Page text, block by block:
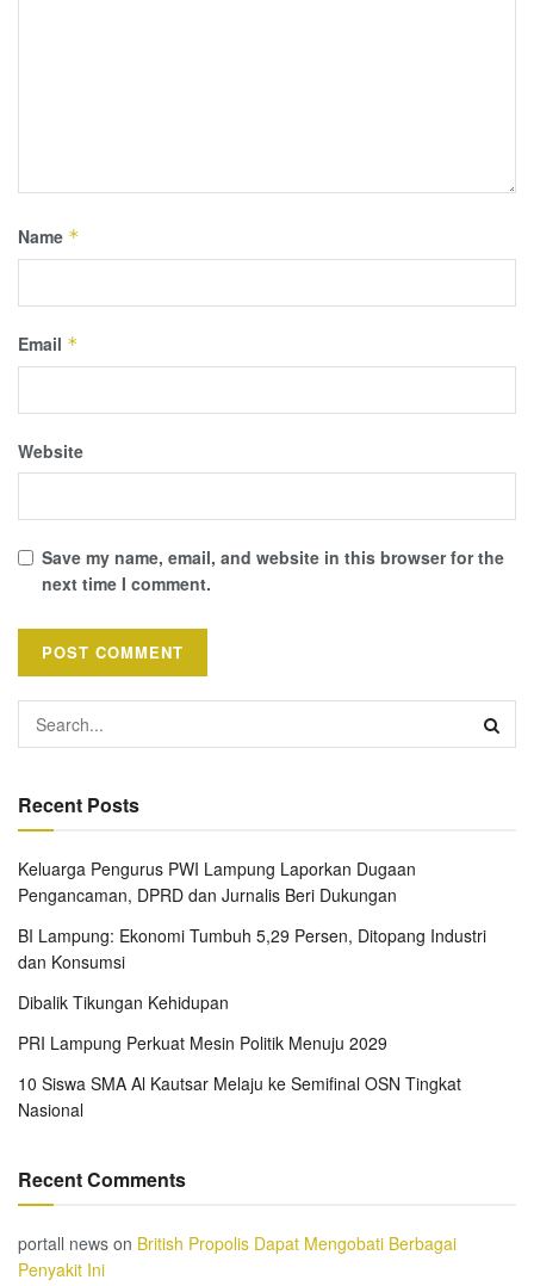
Name *
Email *
Website
Save my name, email, and website in this browser for the
next time I comment.
Recent Posts
Keluarga Pengurus PWI Lampung Laporkan Dugaan
Pengancaman, DPRD dan Jurnalis Beri Dukungan
BI Lampung: Ekonomi Tumbuh 5,29 Persen, Ditopang Industri
dan Konsumsi
Dibalik Tikungan Kehidupan
PRI Lampung Perkuat Mesin Politik Menuju 2029
10 Siswa SMA Al Kautsar Melaju ke Semifinal OSN Tingkat
Nasional
Recent Comments
portall news on British Propolis Dapat Mengobati Berbagai
Penyakit Ini